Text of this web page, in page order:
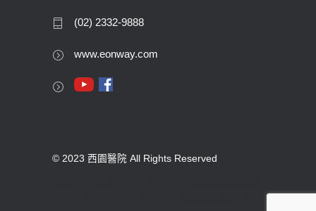
(02) 2332-9888
www.eonway.com
© 2023 西園醫院 All Rights Reserved